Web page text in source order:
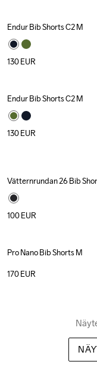
Endur Bib Shorts C2 M
130EUR
Endur Bib Shorts C2 M
130EUR
Vätternrundan 26 Bib
100EUR
Pro Nano Bib Shorts M
170EUR